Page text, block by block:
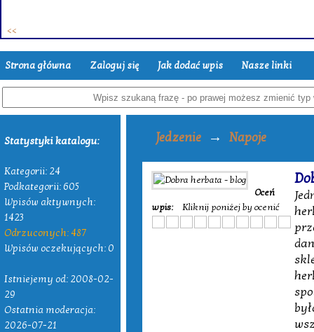
Strona główna Zaloguj się Jak dodać wpis Nasze linki
Statystyki katalogu:
Kategorii: 24
Podkategorii: 605
Wpisów aktywnych:
1423
Odrzuconych: 487
Wpisów oczekujących: 0
Istniejemy od: 2008-02-
29
Ostatnia moderacja:
2026-07-21
Jedzenie → Napoje
Oceń
wpis:
Kliknij poniżej by ocenić